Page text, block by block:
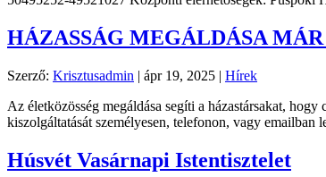
HÁZASSÁG MEGÁLDÁSA MÁR
Szerző: Krisztusadmin | ápr 19, 2025 | Hírek
Az életközösség megáldása segíti a házastársakat,
kiszolgáltatását személyesen, telefonon, vagy emailban
Húsvét Vasárnapi Istentisztelet